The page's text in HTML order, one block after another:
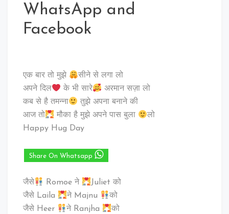
WhatsApp and
Facebook
एक बार तो मुझे
सीने से लगा लो
अपने दिल
के भी सारे
अरमान सज़ा लो
कब से है तमन्ना
तुझे अपना बनाने की
आज तो
मौका है मुझे अपने पास बुला
लो
Happy Hug Day
Share On Whatsapp
जैसे Romoe ने
Juliet को
जैसे Laila
ने Majnu
को
जैसे Heer
ने Ranjha
को